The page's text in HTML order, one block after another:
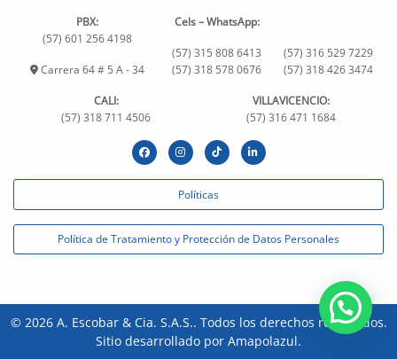
PBX:
(57) 601 256 4198
Carrera 64 # 5 A - 34
Cels – WhatsApp:
(57) 315 808 6413
(57) 318 578 0676
(57) 316 529 7229
(57) 318 426 3474
CALI:
(57) 318 711 4506
VILLAVICENCIO:
(57) 316 471 1684
Políticas
Política de Tratamiento y Protección de Datos Personales
© 2026 A. Escobar & Cia. S.A.S.. Todos los derechos reservados.
Sitio desarrollado por Amapolazul.